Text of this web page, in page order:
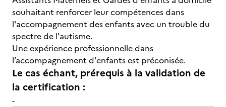
souhaitant renforcer leur compétences dans
l'accompagnement des enfants avec un trouble du
spectre de l'autisme.
Une expérience professionnelle dans
l’accompagnement d'enfants est préconisée.
Le cas échant, prérequis à la validation de
la certification :
-